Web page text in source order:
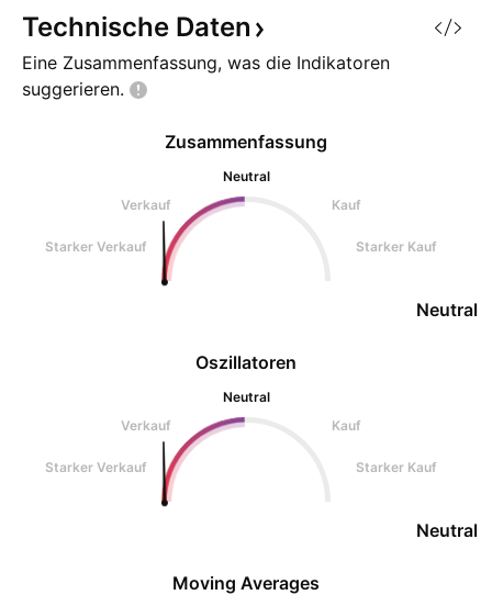
Konsolidierung. Dabei zieht sich
der Kurs zunehmend zusammen
und formt strukturell ei
Bodenbildung
Technische
Chart) AVA
Technische Daten
Eine Zusammenfassung, was die Indikatoren
suggerieren.
Oszillatoren
Neutral
Verkauf
Kauf
Starker Verkauf Starker Kauf
Neutral
Zusammenfassung
Neutral
Verkauf
Kauf
Starker Verkauf Starker Kauf
Neutral
Moving Averages